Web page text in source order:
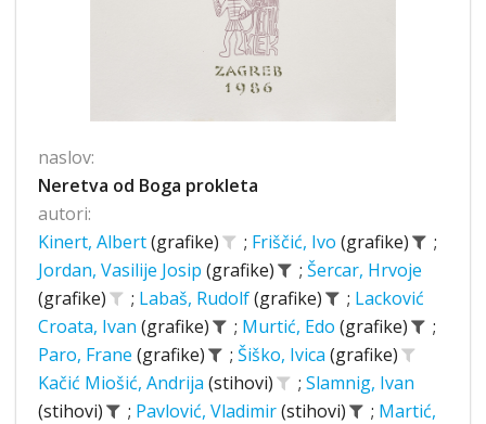
naslov:
Neretva od Boga prokleta
autori:
Kinert, Albert(grafike) ; Friščić, Ivo (grafike)
;
Jordan, Vasilije Josip (grafike) ; Šercar, Hrvoje
(grafike)
; Labaš, Rudolf(grafike) ; Lacković
Croata, Ivan (grafike) ; Murtić, Edo (grafike)
;
Paro, Frane (grafike) ; Šiško, Ivica (grafike)
Kačić Miošić, Andrija (stihovi) ; Slamnig, Ivan
(stihovi)
; Pavlović, Vladimir(stihovi) ; Martić,